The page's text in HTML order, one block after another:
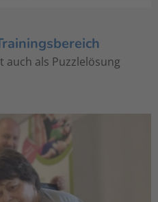
auch als Puzzlelösung